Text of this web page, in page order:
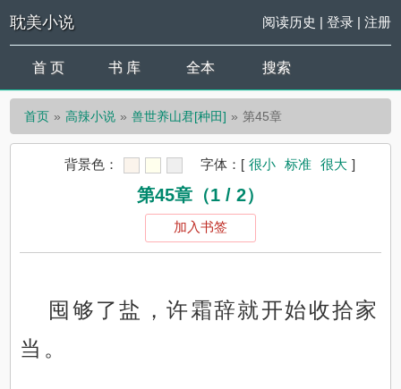
耽美小说 阅读历史 | 登录| 注册
首 页 书 库 全本 搜索
首页 高辣小说 兽世养山君[种田] 第45章
背景色： 字体： [ 很小 标准 很大 ]
第45章（1 / 2）
加入书签
囤够了盐，许霜辞就开始收拾家
当。